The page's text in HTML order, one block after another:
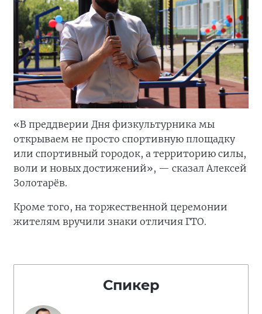
«В преддверии Дня физкультурника мы
открываем не просто спортивную площадку
или спортивный городок, а территорию силы,
воли и новых достижений», — сказал Алексей
Золотарёв.
Кроме того, на торжественной церемонии
жителям вручили знаки отличия ГТО.
Спикер